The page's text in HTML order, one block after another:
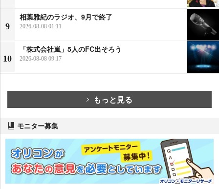
9
相葉雅紀のラジオ、9月で終了
2026-08-08 01:11
10
「株式会社嵐」5人のFC出そろう
2026-08-08 09:17
もっと見る
モニター募集